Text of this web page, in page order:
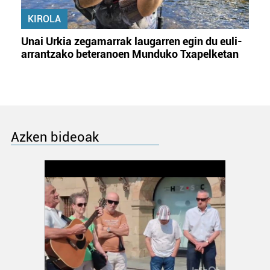
KIROLA
Unai Urkia zegamarrak laugarren egin du euli-
arrantzako beteranoen Munduko Txapelketan
Azken bideoak